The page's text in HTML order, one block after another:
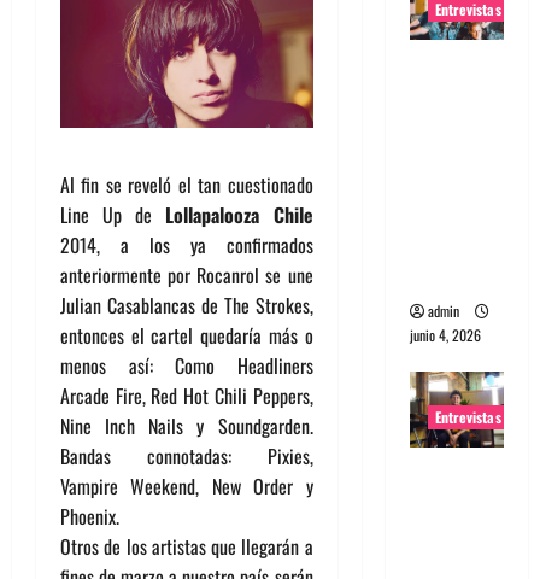
Al fin se reveló el tan cuestionado
Line Up de Lollapalooza Chile
2014, a los ya confirmados
anteriormente por Rocanrol se une
Julian Casablancas de The Strokes,
entonces el cartel quedaría más o
menos así: Como Headliners
Arcade Fire, Red Hot Chili Peppers,
Nine Inch Nails y Soundgarden.
Bandas connotadas: Pixies,
Vampire Weekend, New Order y
Phoenix.
Otros de los artistas que llegarán a
Entrevistas
admin
junio 4, 2026
Entrevistas